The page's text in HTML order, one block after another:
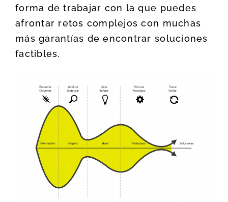
forma de trabajar con la que puedes
afrontar retos complejos con muchas
más garantías de encontrar soluciones
factibles.